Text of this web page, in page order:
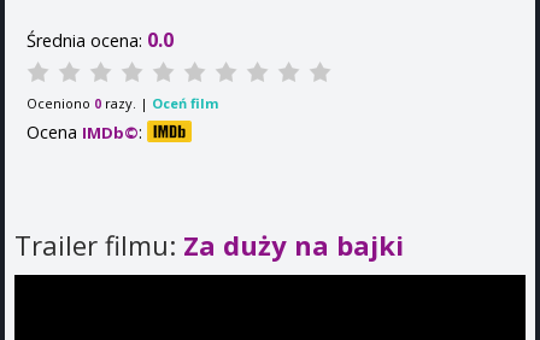
Średnia ocena: 0.0
Oceniono 0 razy. | Oceń film
Ocena IMDb©:
Trailer filmu: Za duży na bajki